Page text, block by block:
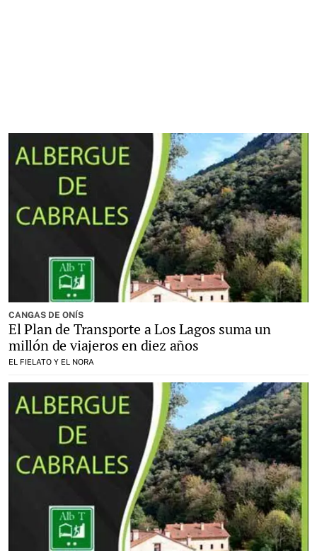
CANGAS DE ONÍS
El Plan de Transporte a Los Lagos suma un
millón de viajeros en diez años
EL FIELATO Y EL NORA